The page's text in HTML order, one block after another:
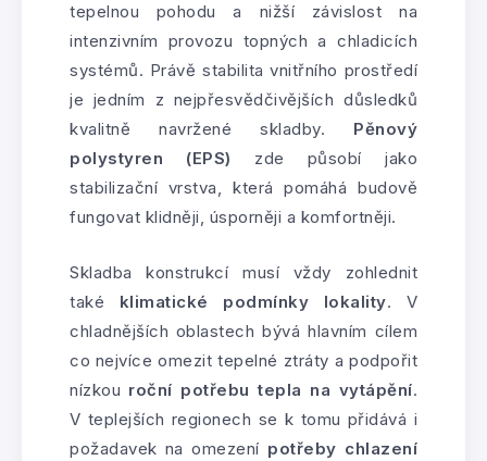
tepelnou pohodu a nižší závislost na
intenzivním provozu topných a chladicích
systémů. Právě stabilita vnitřního prostředí
je jedním z nejpřesvědčivějších důsledků
kvalitně navržené skladby. Pěnový
polystyren (EPS) zde působí jako
stabilizační vrstva, která pomáhá budově
fungovat klidněji, úsporněji a komfortněji.
Skladba konstrukcí musí vždy zohlednit
také klimatické podmínky lokality. V
chladnějších oblastech bývá hlavním cílem
co nejvíce omezit tepelné ztráty a podpořit
nízkou roční potřebu tepla na vytápění.
V teplejších regionech se k tomu přidává i
požadavek na omezení potřeby chlazení